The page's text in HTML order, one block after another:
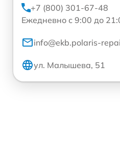
+7 (800) 301-67-48
Ежедневно с 9:00 до
info@ekb.polaris-
ул. Малышева, 51